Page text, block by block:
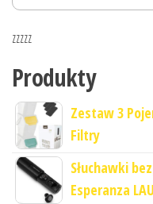
zzzzz
Produkty
Zestaw 3
Filtry
Słuchawki
Esperanza